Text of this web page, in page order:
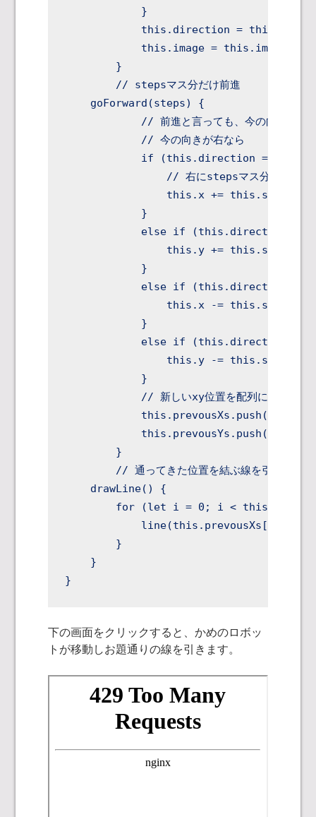
            }
this.direction =
this.image =
        }
        // stepsマス分だけ前進
    goForward(steps) {
// 前進と言っても、今の向きによ
            // 今の向きが右なら
if (this.direction ===
// 右にstepsマス分(50 *
this.x += this.step *
            }
else if (this.direction
this.y += this.step *
            }
else if (this.direction
this.x -= this.step *
            }
else if (this.direction ===
this.y -= this.step *
            }
            // 新しいxy位置を配列に追加
        }
        // 通ってきた位置を結ぶ線を引く
    drawLine() {
for (let i = 0; i <
line(this.prevousXs[i],
        }
    }
}
下の画面をクリックすると、かめのロボッ
トが移動しお題通りの線を引きます。